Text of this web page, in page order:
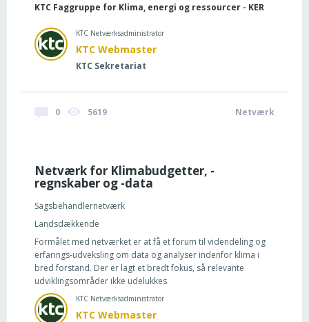
KTC Faggruppe for Klima, energi og ressourcer - KER
KTC Netværksadministrator
KTC Webmaster
KTC Sekretariat
0 5619 Netværk
Netværk for Klimabudgetter, -
regnskaber og -data
Sagsbehandlernetværk
Landsdækkende
Formålet med netværket er at få et forum til videndeling og
erfarings-udveksling om data og analyser indenfor klima i
bred forstand. Der er lagt et bredt fokus, så relevante
udviklingsområder ikke udelukkes.
KTC Netværksadministrator
KTC Webmaster